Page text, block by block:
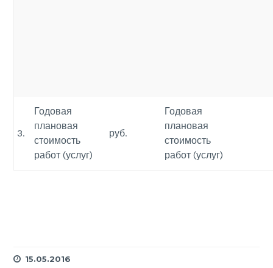
3.
Годовая
плановая
стоимость
работ (услуг)
руб.
Годовая
плановая
стоимость
работ (услуг)
15.05.2016